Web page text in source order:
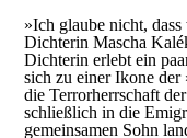
»Ich glaube nicht,
Dichterin Mascha
Dichterin erlebt ein
sich zu einer Ikone
die Terrorherrschaft
schließlich in die
gemeinsamen Sohn